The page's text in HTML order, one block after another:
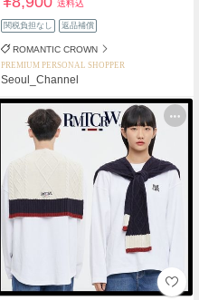
送料込
関税負担なし 返品補償
ROMANTIC CROWN
PREMIUM PERSONAL SHOPPER
Seoul_Channel